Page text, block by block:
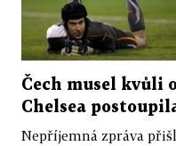
Čech musel kvůli
Chelsea
Nepříjemná zpráva